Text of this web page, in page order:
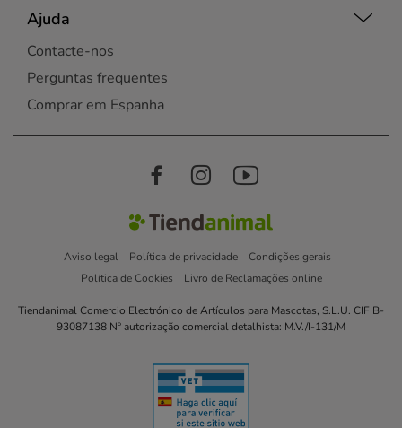
Ajuda
Contacte-nos
Perguntas frequentes
Comprar em Espanha
Aviso legal Política de privacidade
Condições gerais
Política de Cookies
Livro de Reclamações online
Tiendanimal Comercio Electrónico de Artículos para Mascotas, S.L.U. CIF B-
93087138 Nº autorização comercial detalhista: M.V./I-131/M